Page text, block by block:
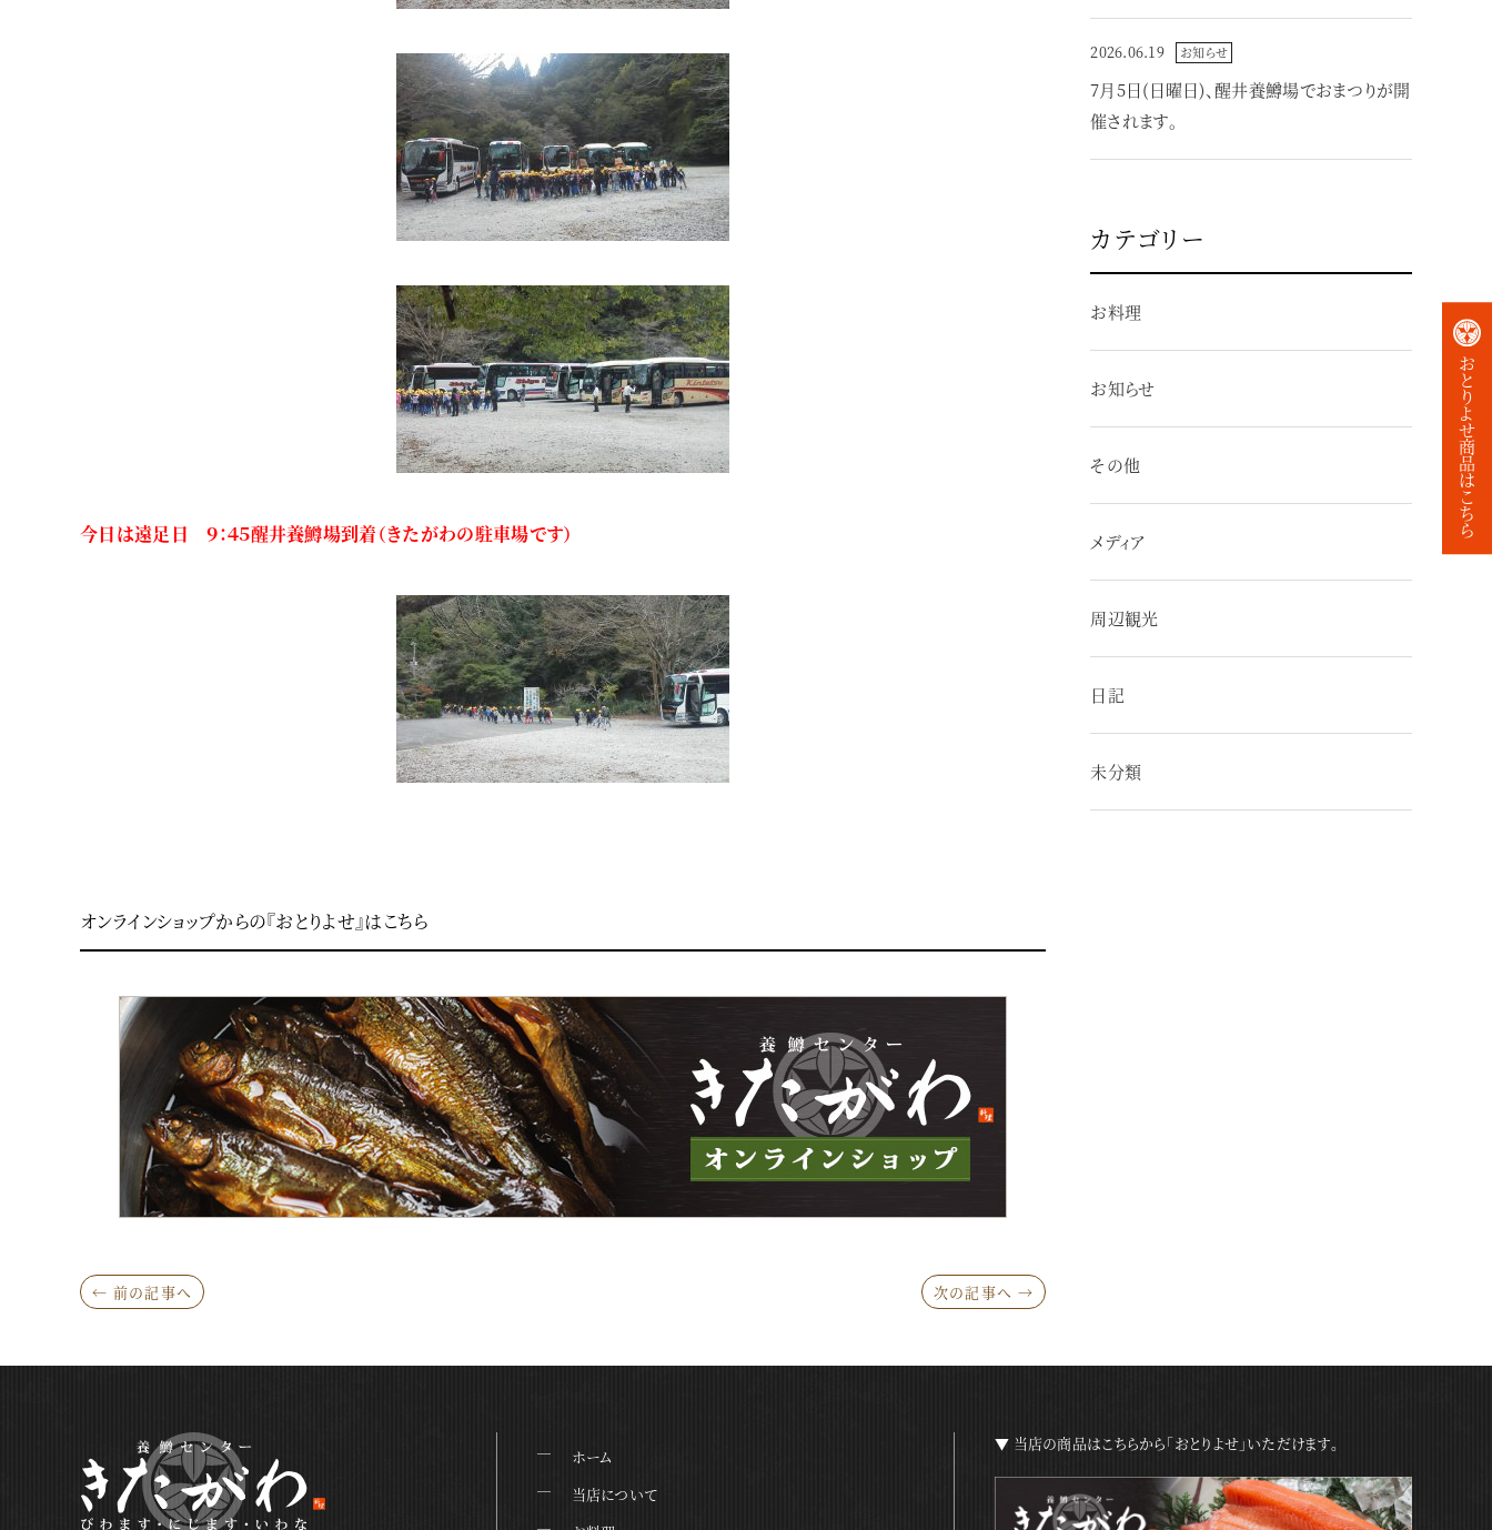
お
と
り
よ
せ
商
品
は
こ
ち
ら
今日は遠足日 ９：４５醒井養鱒場到着（きたがわの駐車場です）
オンラインショップからの『おとりよせ』はこちら
← 前の記事へ 次の記事へ →
2026.06.19 お知らせ
7月5日(日曜日)、醒井養鱒場でおまつりが開
催されます。
カテゴリー
お料理
お知らせ
その他
メディア
周辺観光
日記
未分類
ホーム
当店について
▼ 当店の商品はこちらから「おとりよせ」いただけます。